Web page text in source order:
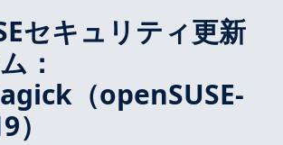
セキュリティ更新
：
（openSUSE-